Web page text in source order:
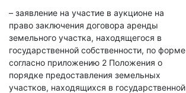
– заявление на участие в аукционе на
право заключения договора аренды
земельного участка, находящегося в
государственной собственности, по форме
согласно приложению 2 Положения о
порядке предоставления земельных
участков, находящихся в государственной